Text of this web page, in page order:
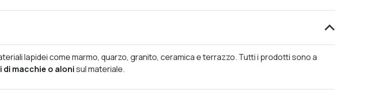
lapidei come marmo, quarzo, granito, ceramica e terrazzo. Tutti i prodotti sono a
di macchie o alonisul materiale.